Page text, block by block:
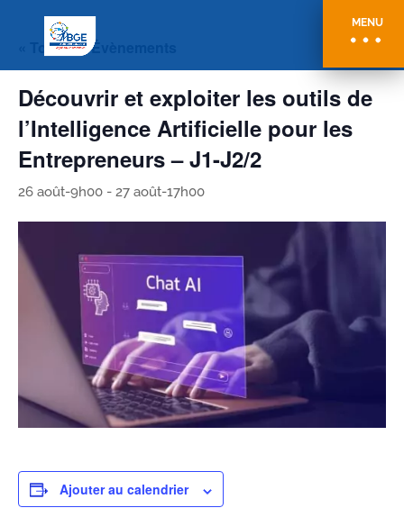
MENU
« Tous les Évènements
Découvrir et exploiter les outils de
l’Intelligence Artificielle pour les
Entrepreneurs – J1-J2/2
26 août-9h00 - 27 août-17h00
Ajouter au calendrier